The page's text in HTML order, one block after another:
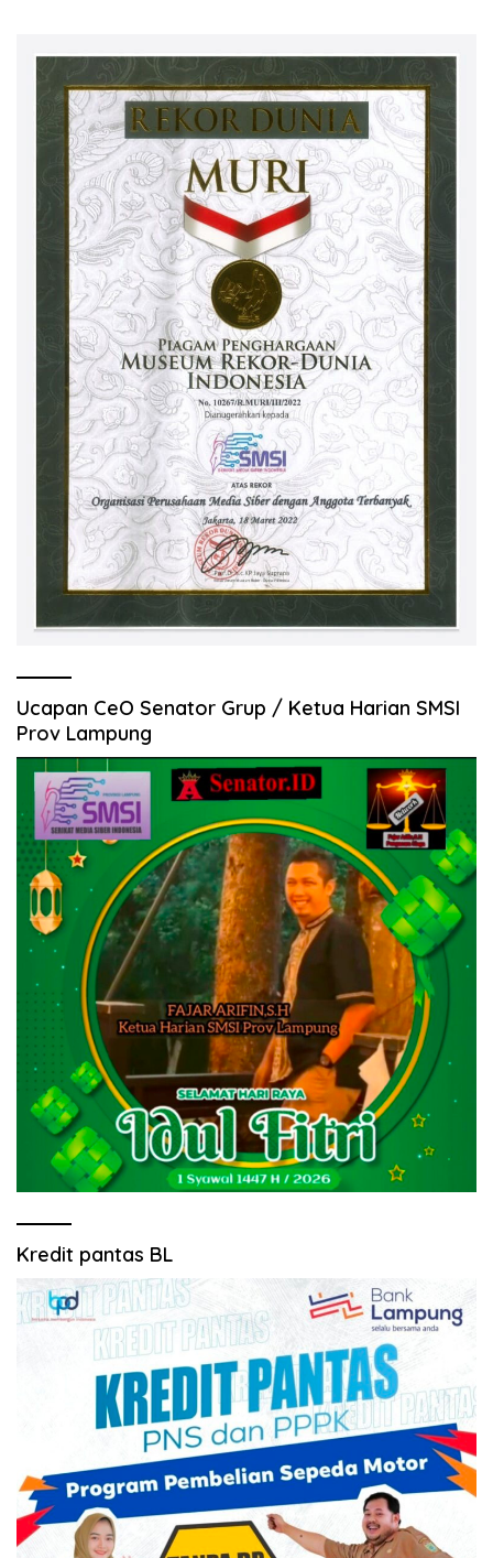
Ucapan CeO Senator Grup / Ketua Harian SMSI
Prov Lampung
Kredit pantas BL